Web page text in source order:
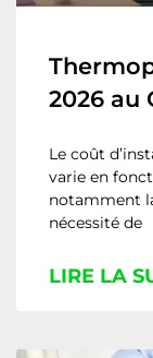
2026 au
Le coût
varie en
notamment
nécessité de
LIRE LA